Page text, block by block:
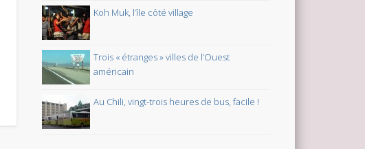
Koh Muk, l’île côté village
Trois « étranges » villes de l’Ouest
américain
Au Chili, vingt-trois heures de bus, facile !